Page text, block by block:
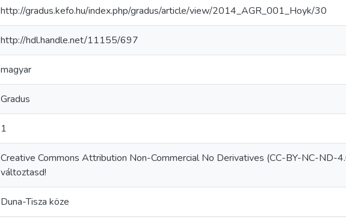
http://gradus.kefo.hu/index.php/gradus/article/view/2014_AGR_001_Hoyk/30
http://hdl.handle.net/11155/697
magyar
Gradus
1
Creative Commons Attribution Non-Commercial No Derivatives (CC-BY-NC-ND-
változtasd!
Duna-Tisza köze